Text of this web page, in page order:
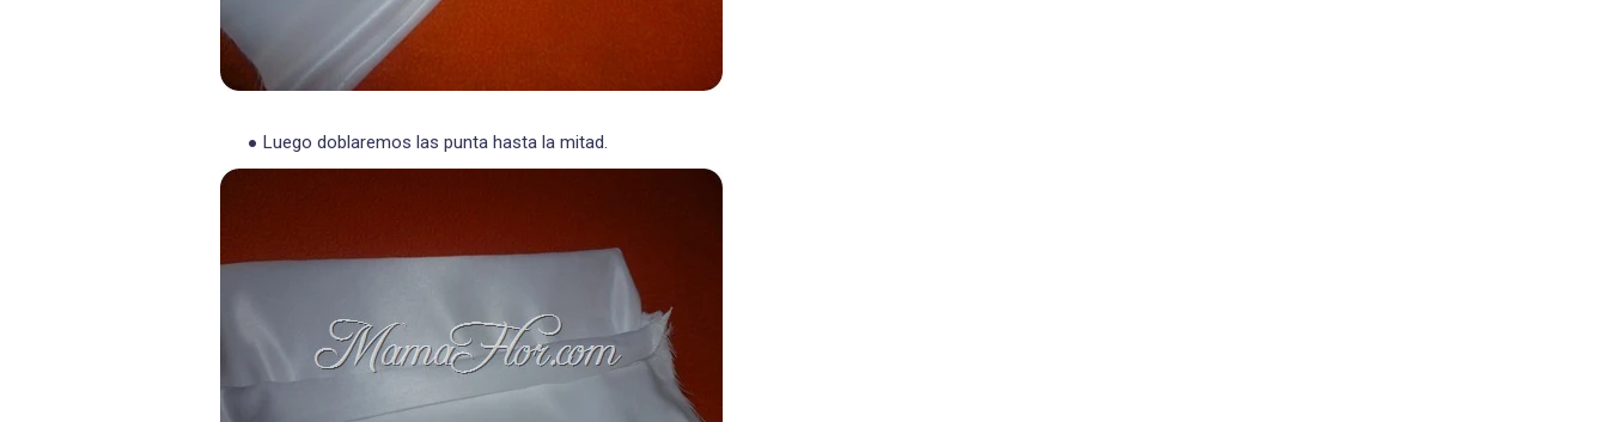
Luego doblaremos las punta hasta la mitad.